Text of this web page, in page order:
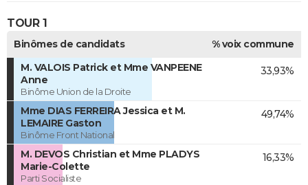
TOUR 1
Binômes de candidats
% voix commune
M. VALOIS Patrick et Mme VANPEENE
Anne
Binôme Union de la Droite
33,93%
Mme DIAS FERREIRA Jessica et M.
LEMAIRE Gaston
Binôme Front National
49,74%
M. DEVOS Christian et Mme PLADYS
Marie-Colette
Parti Socialiste
16,33%